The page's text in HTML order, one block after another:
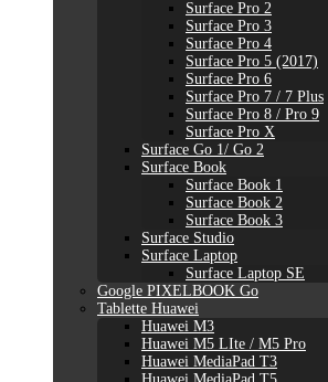
Surface Pro 2
Surface Pro 3
Surface Pro 4
Surface Pro 5 (2017)
Surface Pro 6
Surface Pro 7 / 7 Plus
Surface Pro 8 / Pro 9
Surface Pro X
Surface Go 1/ Go 2
Surface Book
Surface Book 1
Surface Book 2
Surface Book 3
Surface Studio
Surface Laptop
Surface Laptop SE
Google PIXELBOOK Go
Tablette Huawei
Huawei M3
Huawei M5 LIte / M5 Pro
Huawei MediaPad T3